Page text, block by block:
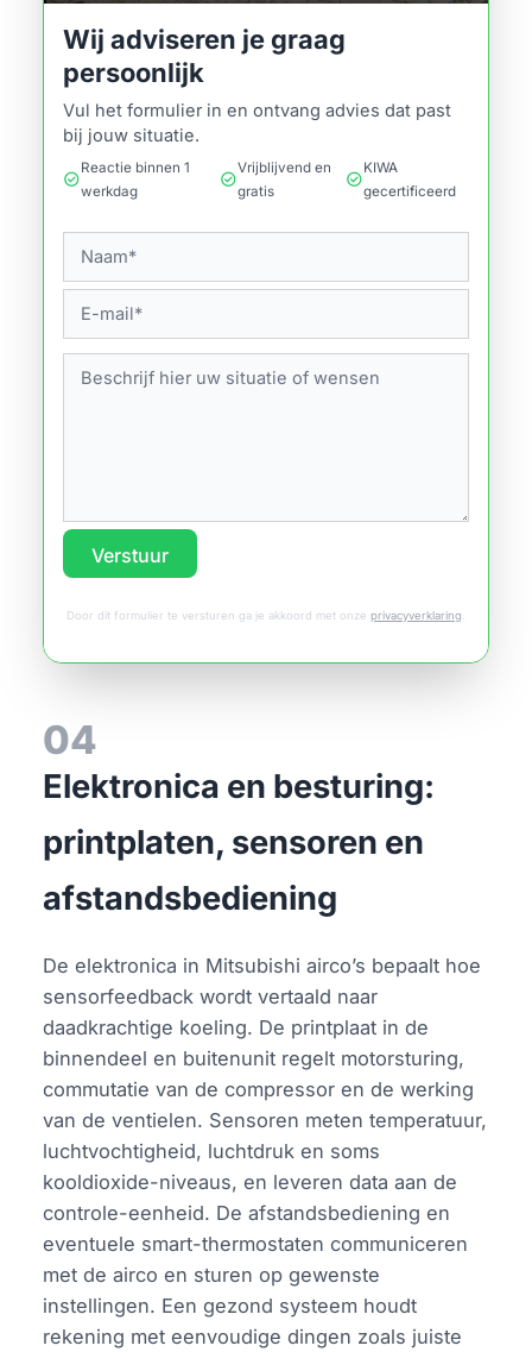
Wij adviseren je graag
persoonlijk
Vul het formulier in en ontvang advies dat past
bij jouw situatie.
check_circle
Reactie binnen 1
werkdag
check_circle
Vrijblijvend en
gratis
check_circle
KIWA
gecertificeerd
Verstuur
Door dit formulier te versturen ga je akkoord met onze privacyverklaring
04
Elektronica en besturing:
printplaten, sensoren en
afstandsbediening
De elektronica in Mitsubishi airco’s bepaalt hoe
sensorfeedback wordt vertaald naar
daadkrachtige koeling. De printplaat in de
binnendeel en buitenunit regelt motorsturing,
commutatie van de compressor en de werking
van de ventielen. Sensoren meten temperatuur,
luchtvochtigheid, luchtdruk en soms
kooldioxide-niveaus, en leveren data aan de
controle-eenheid. De afstandsbediening en
eventuele smart-thermostaten communiceren
met de airco en sturen op gewenste
instellingen. Een gezond systeem houdt
rekening met eenvoudige dingen zoals juiste